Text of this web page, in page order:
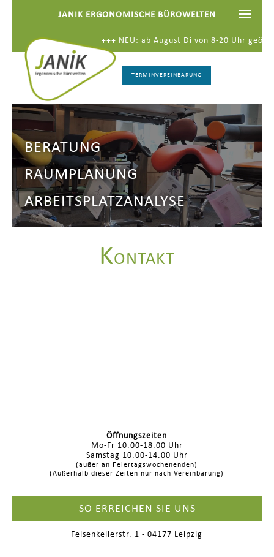
TERMINVEREINBARUNG
JANIK ERGONOMISCHE BÜROWELTEN
+++NEU: ab August Di von 8-20 Uhr geöffnet!
BERATUNG
RAUMPLANUNG
ARBEITSPLATZANALYSE
KONTAKT
Öffnungszeiten
Mo-Fr 10.00-18.00 Uhr
Samstag 10.00-14.00 Uhr
(außer an Feiertagswochenenden)
(Außerhalb dieser Zeiten nur nach Vereinbarung)
SO ERREICHEN SIE UNS
Felsenkellerstr. 1 - 04177 Leipzig